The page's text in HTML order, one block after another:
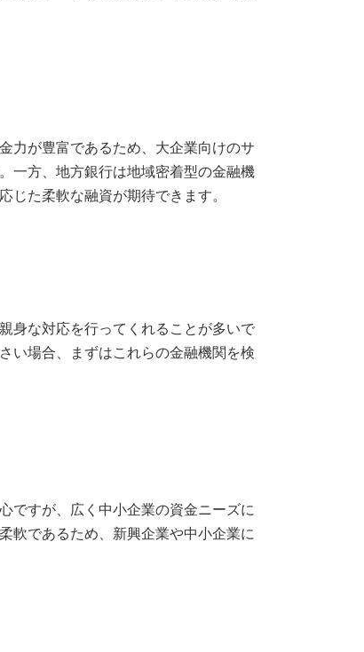
力が豊富であるため、大企業向けのサ
一方、地方銀行は地域密着型の金融機
た柔軟な融資が期待できます。
身な対応を行ってくれることが多いで
い場合、まずはこれらの金融機関を検
ですが、広く中小企業の資金ニーズに
軟であるため、新興企業や中小企業に